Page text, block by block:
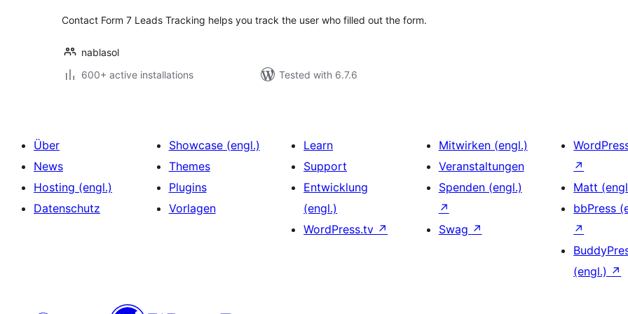
Contact Form 7 Leads Tracking helps you track the user who filled out the form.
nablasol
600+ active installations
Tested with 6.7.6
Über
News
Hosting (engl.)
Datenschutz
Showcase (engl.)
Themes
Plugins
Vorlagen
Learn
Support
Entwicklung
(engl.)
WordPress.tv ↗
Mitwirken (engl.)
Veranstaltungen
Spenden (engl.)
↗
Swag ↗
↗
Matt
bbPress
↗
(engl.) ↗